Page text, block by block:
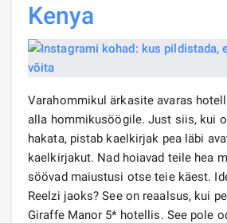
Kenya
Varahommikul ärkasite avaras
alla hommikusöögile. Just siis, kui
hakata, pistab kaelkirjak pea läbi
kaelkirjakut. Nad hoiavad teile hea
söövad maiustusi otse teie käest.
Reelzi jaoks? See on reaalsus, kui
Giraffe Manor 5* hotellis. See pole